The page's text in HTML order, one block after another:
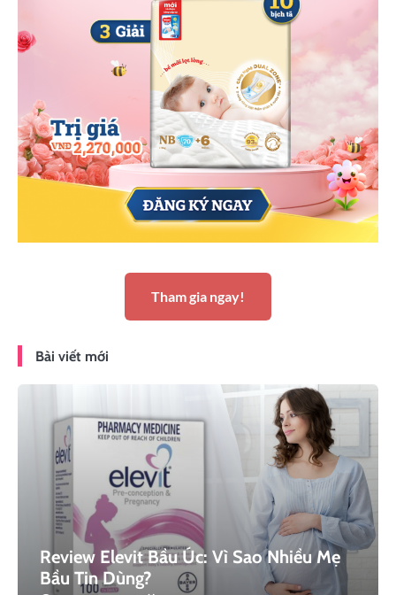
Tham gia ngay!
Bài viết mới
Review Elevit Bầu Úc: Vì Sao Nhiều Mẹ
Bầu Tin Dùng?